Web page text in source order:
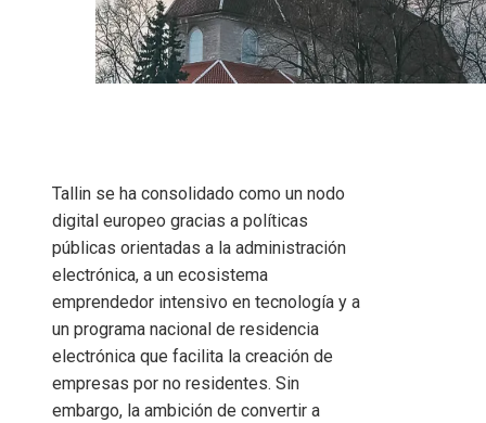
Tallin se ha consolidado como un nodo
digital europeo gracias a políticas
públicas orientadas a la administración
electrónica, a un ecosistema
emprendedor intensivo en tecnología y a
un programa nacional de residencia
electrónica que facilita la creación de
empresas por no residentes. Sin
embargo, la ambición de convertir a